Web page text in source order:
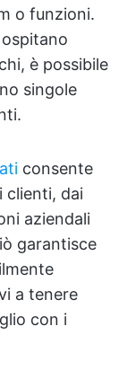
o funzioni.
è possibile
singole
consente
clienti, dai
aziendali
garantisce
a tenere
con i